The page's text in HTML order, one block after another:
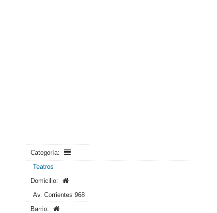
Categoría:
Teatros
Domicilio:
Av. Corrientes 968
Barrio: